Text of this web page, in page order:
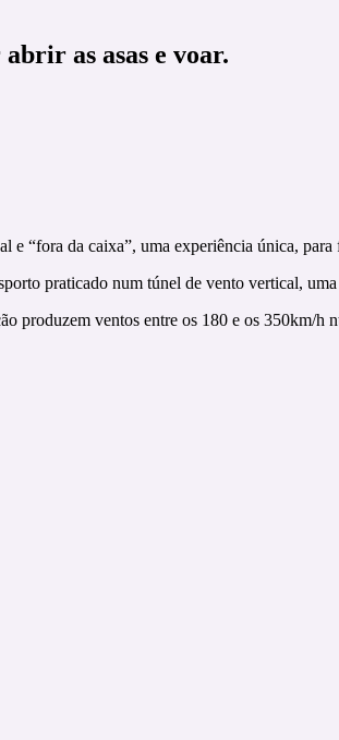
as asas e voar.
e “fora da caixa”, uma experiência única,
praticado num túnel de vento vertical,
produzem ventos entre os 180 e os 350km/h